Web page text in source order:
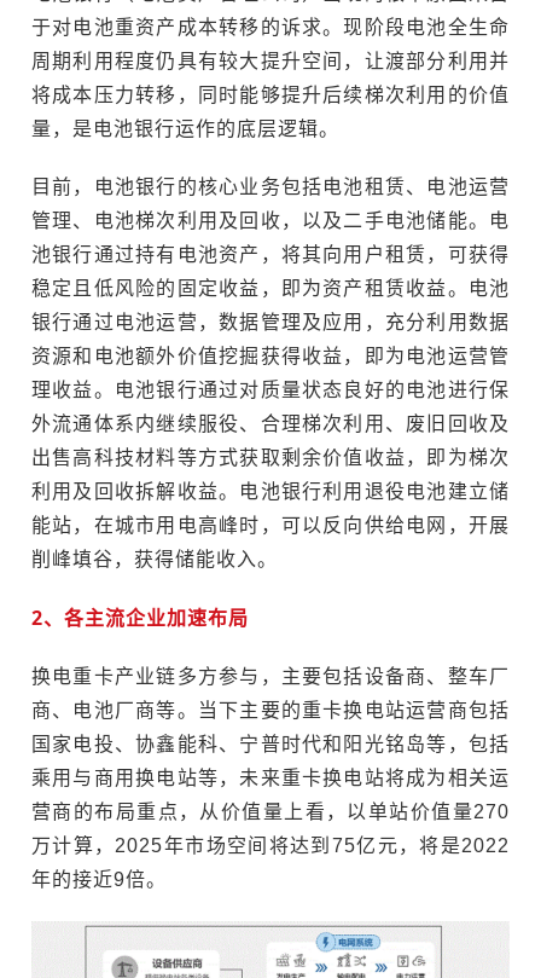
于对电池重资产成本转移的诉求。现阶段电池全生命
周期利用程度仍具有较大提升空间，让渡部分利用并
将成本压力转移，同时能够提升后续梯次利用的价值
量，是电池银行运作的底层逻辑。
目前，电池银行的核心业务包括电池租赁、电池运营
管理、电池梯次利用及回收，以及二手电池储能。电
池银行通过持有电池资产，将其向用户租赁，可获得
稳定且低风险的固定收益，即为资产租赁收益。电池
银行通过电池运营，数据管理及应用，充分利用数据
资源和电池额外价值挖掘获得收益，即为电池运营管
理收益。电池银行通过对质量状态良好的电池进行保
外流通体系内继续服役、合理梯次利用、废旧回收及
出售高科技材料等方式获取剩余价值收益，即为梯次
利用及回收拆解收益。电池银行利用退役电池建立储
能站，在城市用电高峰时，可以反向供给电网，开展
削峰填谷，获得储能收入。
2、各主流企业加速布局
换电重卡产业链多方参与，主要包括设备商、整车厂
商、电池厂商等。当下主要的重卡换电站运营商包括
国家电投、协鑫能科、宁普时代和阳光铭岛等，包括
乘用与商用换电站等，未来重卡换电站将成为相关运
营商的布局重点，从价值量上看，以单站价值量270
万计算，2025年市场空间将达到75亿元，将是2022
年的接近9倍。